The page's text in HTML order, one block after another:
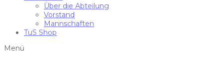
Über die Abteilung
Vorstand
Mannschaften
TuS Shop
Menü